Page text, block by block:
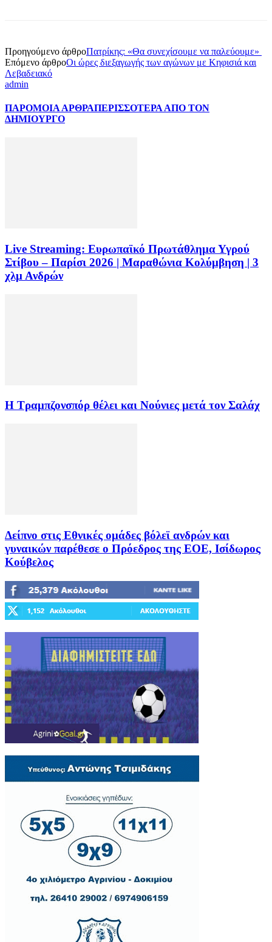
Προηγούμενο άρθροΠατρίκης: «Θα συνεχίσουμε να παλεύουμε»
Επόμενο άρθροΟι ώρες διεξαγωγής των αγώνων με Κηφισιά και
Λεβαδειακό
admin
ΠΑΡΟΜΟΙΑ ΑΡΘΡΑΠΕΡΙΣΣΟΤΕΡΑ ΑΠΟ ΤΟΝ
ΔΗΜΙΟΥΡΓΟ
Live Streaming: Ευρωπαϊκό Πρωτάθλημα Υγρού
Στίβου – Παρίσι 2026 | Μαραθώνια Κολύμβηση | 3
χλμ Ανδρών
Η Τραμπζονσπόρ θέλει και Νούνιες μετά τον Σαλάχ
Δείπνο στις Εθνικές ομάδες βόλεϊ ανδρών και
γυναικών παρέθεσε ο Πρόεδρος της ΕΟΕ, Ισίδωρος
Κούβελος